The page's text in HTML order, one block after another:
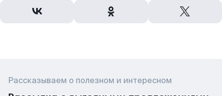
Рассказываем о полезном и интересном